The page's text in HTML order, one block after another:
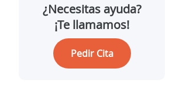
¿Necesitas ayuda?
¡Te llamamos!
Pedir Cita